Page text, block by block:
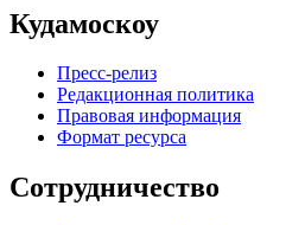
Кудамоскоу
Пресс-релиз
Редакционная политика
Правовая информация
Формат ресурса
Сотрудничество